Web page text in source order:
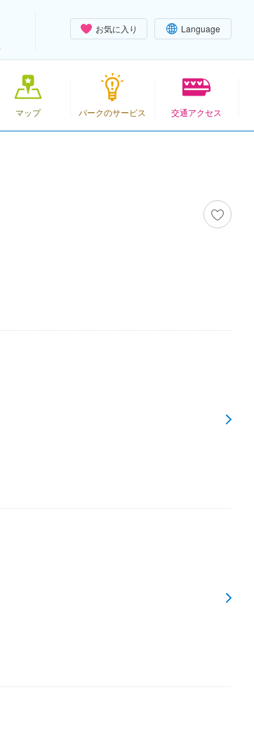
お気に入り Language
マップ パークのサービス 交通アクセス